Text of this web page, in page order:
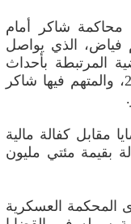
محاكمة شاكر أمام
فياض، الذي يواصل
المرتبطة بأحداث
عبرا التي وقعت في يونيو/حزيران 2013، والمتهم فيها شاكر
سبيل شاكر في 3 قضايا مقابل كفالة مالية
بقيمة مئتي مليون
العسكرية